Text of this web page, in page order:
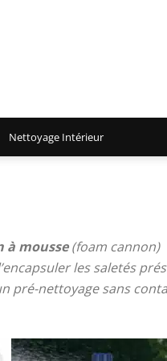
Nettoyage Intérieur
à mousse(foam cannon)
les saletés
pré-nettoyage sans